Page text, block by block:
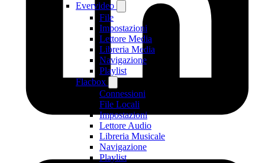
Evervideo
File
Impostazioni
Lettore Media
Libreria Media
Navigazione
Playlist
Flacbox
Connessioni
File Locali
Impostazioni
Lettore Audio
Libreria Musicale
Navigazione
Playlist